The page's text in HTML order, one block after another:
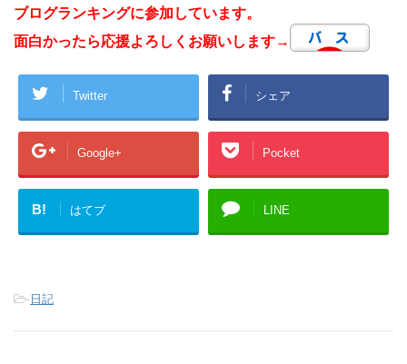
ブログランキングに参加しています。
面白かったら応援よろしくお願いします→
Twitter シェア
Google+ Pocket
B! はてブ LINE
-日記